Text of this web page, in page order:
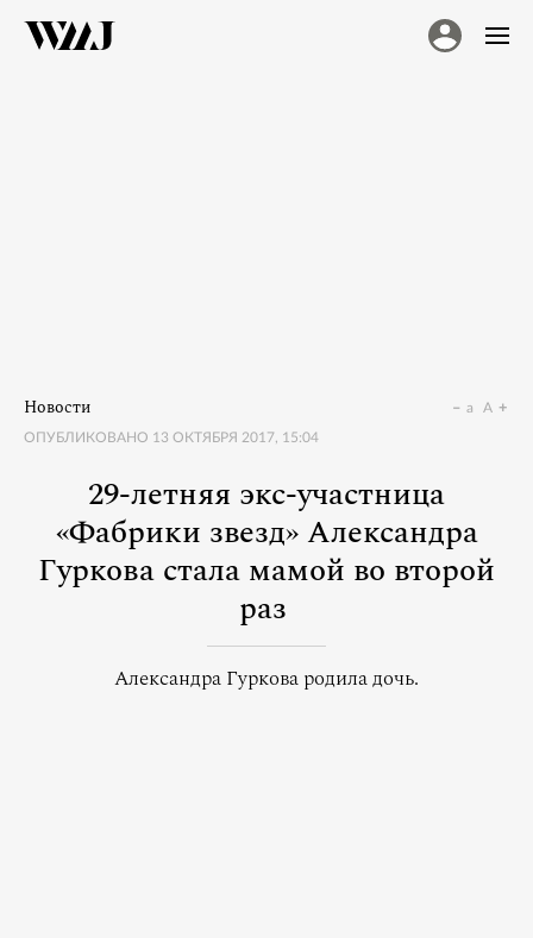
Новости
ОПУБЛИКОВАНО 13 ОКТЯБРЯ 2017, 15:04
a A
29-летняя экс-участница
«Фабрики звезд» Александра
Гуркова стала мамой во второй
раз
Александра Гуркова родила дочь.